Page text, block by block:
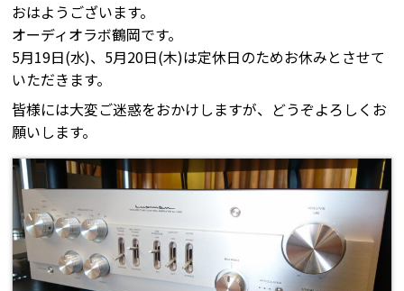
おはようございます。
オーディオラボ鶴岡です。
5月19日(水)、5月20日(木)は定休日のためお休みとさせて
いただきます。
皆様には大変ご迷惑をおかけしますが、どうぞよろしくお
願いします。